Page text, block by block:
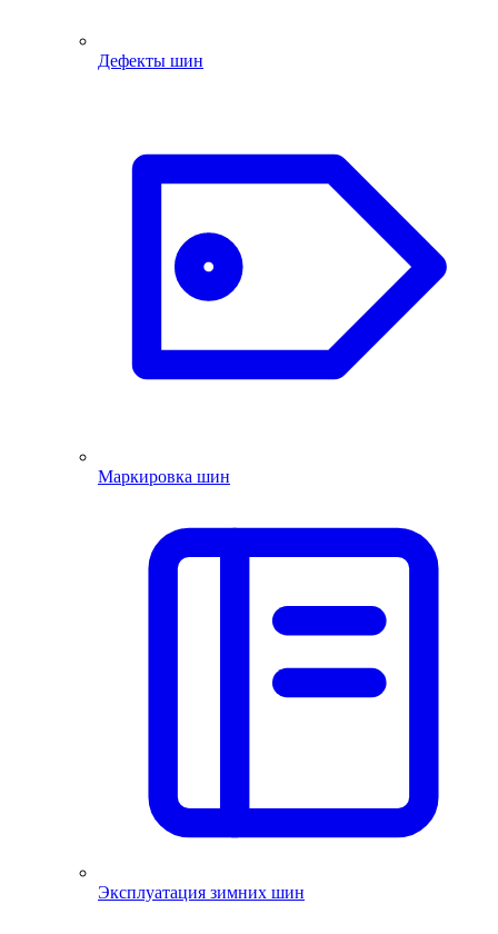
Дефекты шин
Маркировка шин
Эксплуатация зимних шин